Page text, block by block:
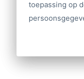
Andere
toepassing op